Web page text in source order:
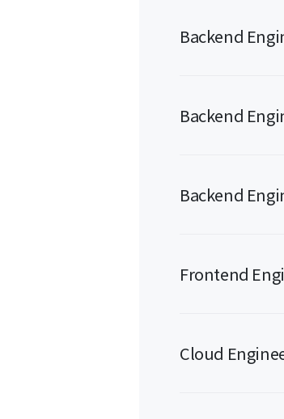
Backend
Backend
Backend
Frontend
Cloud